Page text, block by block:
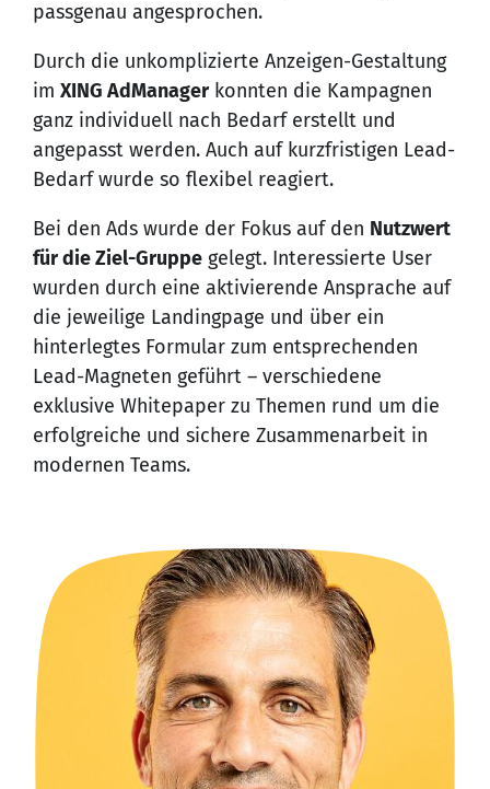
passgenau angesprochen.
Durch die unkomplizierte Anzeigen-Gestaltung
im XING AdManagerkonnten die Kampagnen
ganz individuell nach Bedarf erstellt und
angepasst werden. Auch auf kurzfristigen Lead-
Bedarf wurde so flexibel reagiert.
Bei den Ads wurde der Fokus auf den Nutzwert
für die Ziel-Gruppe gelegt. Interessierte User
wurden durch eine aktivierende Ansprache auf
die jeweilige Landingpage und über ein
hinterlegtes Formular zum entsprechenden
Lead-Magneten geführt – verschiedene
exklusive Whitepaper zu Themen rund um die
erfolgreiche und sichere Zusammenarbeit in
modernen Teams.